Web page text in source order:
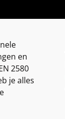
en
2580
je alles